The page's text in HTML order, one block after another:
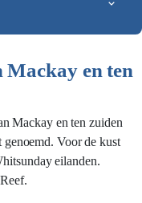
Mackay en ten
Mackay en ten zuiden
Voor de kust
eilanden.